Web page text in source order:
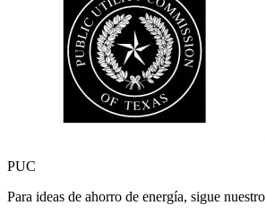
PUC
Para ideas de ahorro de energía, sigue nuestro